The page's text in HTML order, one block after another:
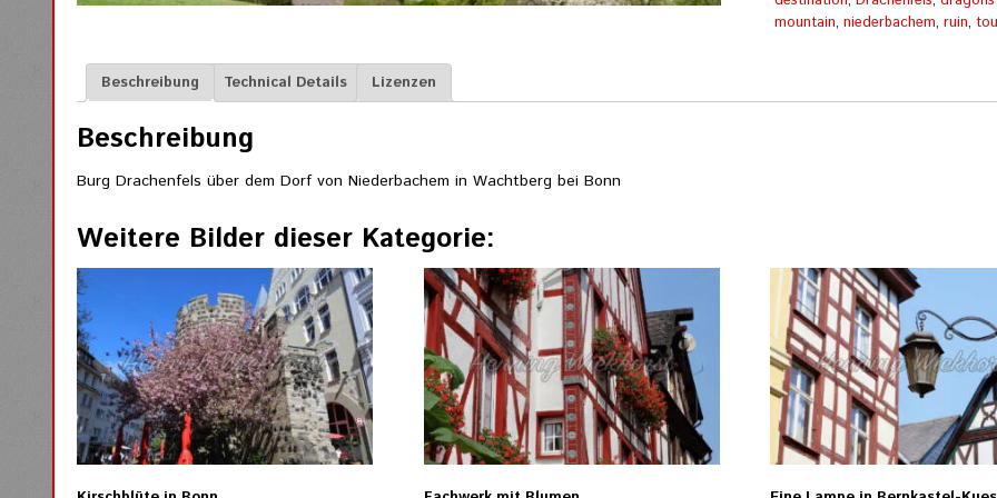
Menge
mountain,niederbachem,ruin,
Beschreibung Technical Details Lizenzen
Beschreibung
Burg Drachenfels über dem Dorf von Niederbachem in Wachtberg bei Bonn
Weitere Bilder dieser Kategorie: